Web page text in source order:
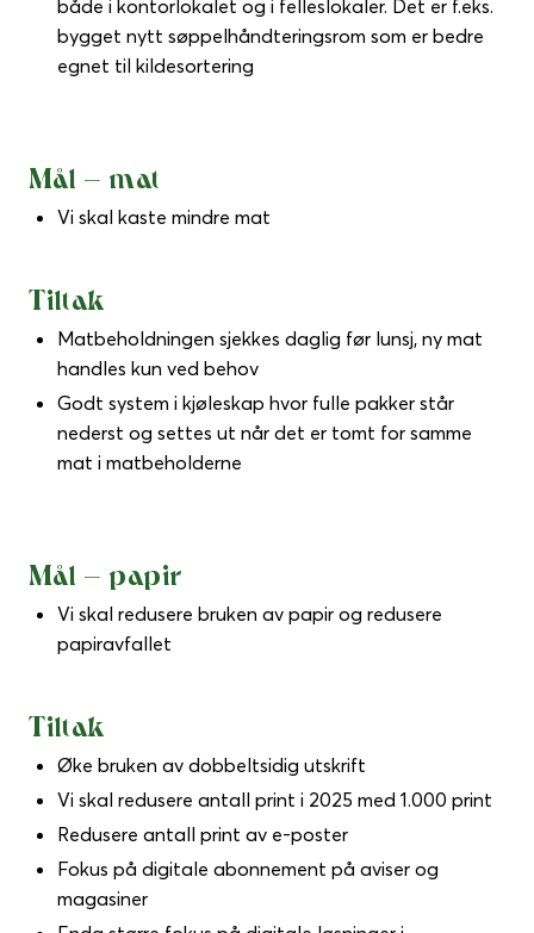
både i kontorlokalet og i felleslokaler. Det er f.eks.
bygget nytt søppelhåndteringsrom som er bedre
egnet til kildesortering
Mål – mat
Vi skal kaste mindre mat
Tiltak
Matbeholdningen sjekkes daglig før lunsj, ny mat
handles kun ved behov
Godt system i kjøleskap hvor fulle pakker står
nederst og settes ut når det er tomt for samme
mat i matbeholderne
Mål – papir
Vi skal redusere bruken av papir og redusere
papiravfallet
Tiltak
Øke bruken av dobbeltsidig utskrift
Vi skal redusere antall print i 2025 med 1.000 print
Redusere antall print av e-poster
Fokus på digitale abonnement på aviser og
magasiner